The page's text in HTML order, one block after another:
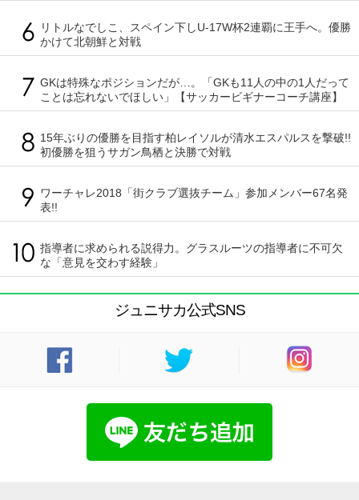
リトルなでしこ、スペイン下しU-17W杯2連覇に王手へ。優勝
かけて北朝鮮と対戦
GKは特殊なポジションだが…。「GKも11人の中の1人だって
ことは忘れないでほしい」【サッカービギナーコーチ講座】
15年ぶりの優勝を目指す柏レイソルが清水エスパルスを撃破!!
初優勝を狙うサガン鳥栖と決勝で対戦
ワーチャレ2018「街クラブ選抜チーム」参加メンバー67名発
表!!
指導者に求められる説得力。グラスルーツの指導者に不可欠
な「意見を交わす経験」
ジュニサカ公式SNS